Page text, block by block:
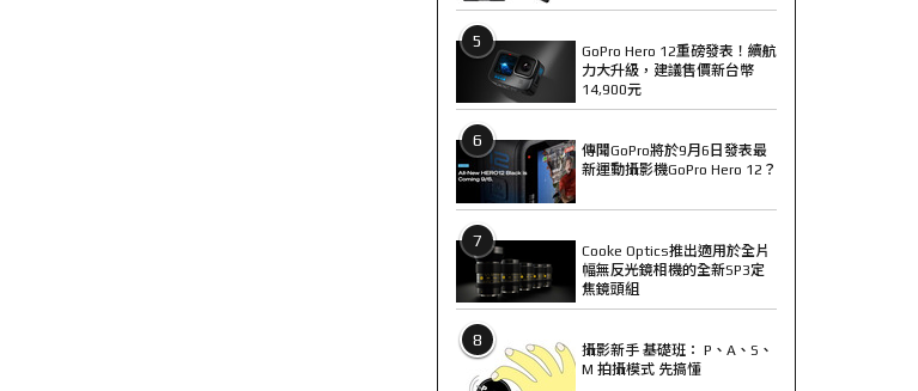
5
GoPro Hero 12重磅發表！續航
力大升級，建議售價新台幣
14,900元
6
傳聞GoPro將於9月6日發表最
新運動攝影機GoPro Hero 12？
7
Cooke Optics推出適用於全片
幅無反光鏡相機的全新SP3定
焦鏡頭組
8
攝影新手 基礎班： P、A、S、
M 拍攝模式 先搞懂